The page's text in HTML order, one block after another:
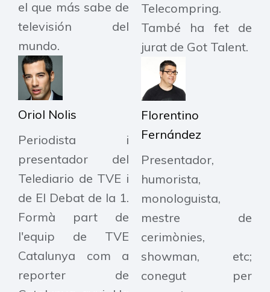
el que más sabe de
televisión del
mundo.
Oriol Nolis
Periodista i
presentador del
Telediario de TVE i
de El Debat de la 1.
Formà part de
l'equip de TVE
Catalunya com a
reporter de
Telecompring.
També ha fet de
jurat de Got Talent.
Florentino
Fernández
Presentador,
humorista,
monologuista,
mestre de
cerimònies,
showman, etc;
conegut per